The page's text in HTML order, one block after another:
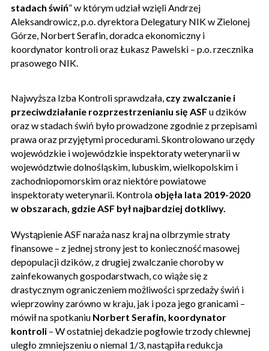
stadach świń” w którym udział wzięli Andrzej
Aleksandrowicz, p.o. dyrektora Delegatury NIK w Zielonej
Górze, Norbert Serafin, doradca ekonomiczny i
koordynator kontroli oraz Łukasz Pawelski – p.o. rzecznika
prasowego NIK.
Najwyższa Izba Kontroli sprawdzała, czy zwalczanie i
przeciwdziałanie rozprzestrzenianiu się ASFu dzików
oraz w stadach świń było prowadzone zgodnie z przepisami
prawa oraz przyjętymi procedurami. Skontrolowano urzędy
wojewódzkie i wojewódzkie inspektoraty weterynarii w
województwie dolnośląskim, lubuskim, wielkopolskim i
zachodniopomorskim oraz niektóre powiatowe
inspektoraty weterynarii. Kontrola objęła lata 2019-2020
w obszarach, gdzie ASF był najbardziej dotkliwy.
Wystąpienie ASF naraża nasz kraj na olbrzymie straty
finansowe – z jednej strony jest to konieczność masowej
depopulacji dzików, z drugiej zwalczanie choroby w
zainfekowanych gospodarstwach, co wiąże się z
drastycznym ograniczeniem możliwości sprzedaży świń i
wieprzowiny zarówno w kraju, jak i poza jego granicami –
mówił na spotkaniu Norbert Serafin, koordynator
kontroli – W ostatniej dekadzie pogłowie trzody chlewnej
uległo zmniejszeniu o niemal 1/3, nastąpiła redukcja